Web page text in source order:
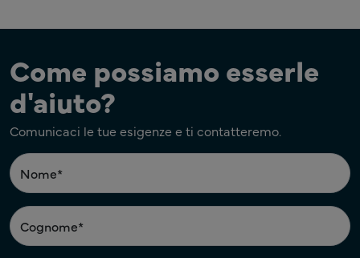
Come possiamo esserle
d'aiuto?
Comunicaci le tue esigenze e ti contatteremo.